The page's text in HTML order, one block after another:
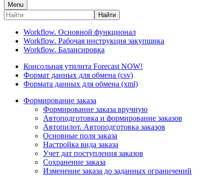
Menu
Найти
Workflow. Основной функционал
Workflow. Рабочая инструкция закупщика
Workflow. Балансировка
Консольная утилита Forecast NOW!
Формат данных для обмена (csv)
Формата данных для обмена (xml)
Формирование заказа
Формирование заказа вручную
Автоподготовка и формирование заказов
Автопилот. Автоподготовка заказов
Основные поля заказа
Настройка вида заказа
Учет дат поступления заказов
Сохранение заказа
Изменение заказа до заданных ограничений